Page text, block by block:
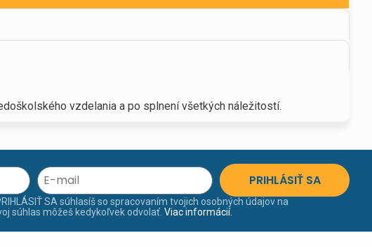
vzdelania a po splnení všetkých náležitostí.
PRIHLÁSIŤ SA
SA súhlasíš so spracovaním tvojich osobných údajov na
súhlas môžeš kedykoľvek odvolať. Viac informácií.